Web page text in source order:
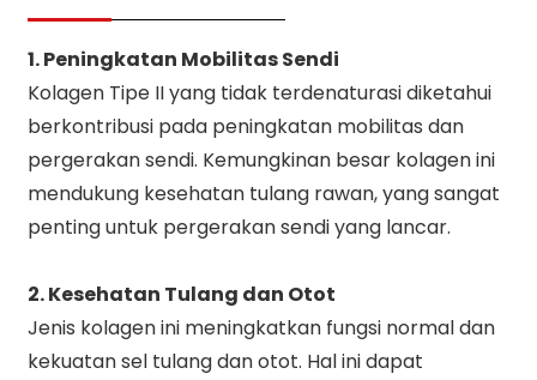
1. Peningkatan Mobilitas Sendi
Kolagen Tipe II yang tidak terdenaturasi diketahui
berkontribusi pada peningkatan mobilitas dan
pergerakan sendi. Kemungkinan besar kolagen ini
mendukung kesehatan tulang rawan, yang sangat
penting untuk pergerakan sendi yang lancar.
2. Kesehatan Tulang dan Otot
Jenis kolagen ini meningkatkan fungsi normal dan
kekuatan sel tulang dan otot. Hal ini dapat